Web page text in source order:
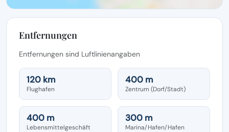
Entfernungen
Entfernungen sind Luftlinienangaben
120 km
Flughafen
400 m
Zentrum (Dorf/Stadt)
400 m
Lebensmittelgeschäft
300 m
Marina/Hafen/Hafen